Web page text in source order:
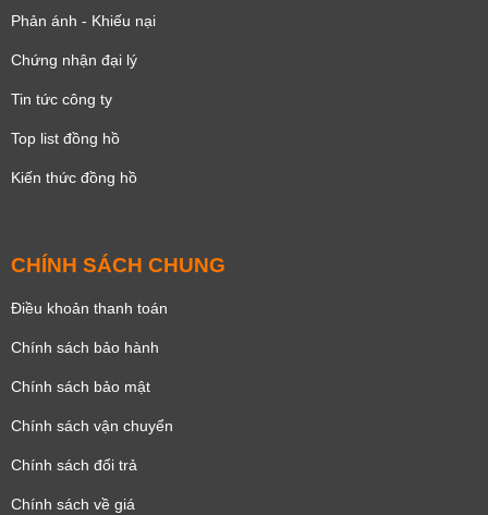
Phản ánh - Khiếu nại
Chứng nhận đại lý
Tin tức công ty
Top list đồng hồ
Kiến thức đồng hồ
CHÍNH SÁCH CHUNG
Điều khoản thanh toán
Chính sách bảo hành
Chính sách bảo mật
Chính sách vận chuyển
Chính sách đổi trả
Chính sách về giá